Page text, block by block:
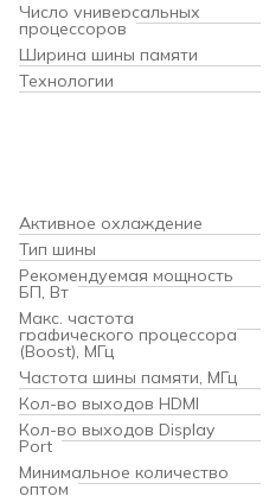
Число универсальных
процессоров
Ширина шины памяти
Технологии
Активное охлаждение
Тип шины
Рекомендуемая мощность
БП, Вт
Макс. частота
графического процессора
(Boost), МГц
Частота шины памяти, МГц
Кол-во выходов HDMI
Кол-во выходов Display
Port
Минимальное количество
оптом